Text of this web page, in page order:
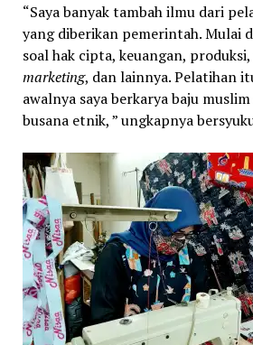
“Saya banyak tambah ilmu dari
yang diberikan pemerintah. Mulai
soal hak cipta, keuangan,
marketing, dan lainnya. Pelatihan
awalnya saya berkarya baju
busana etnik, ” ungkapnya